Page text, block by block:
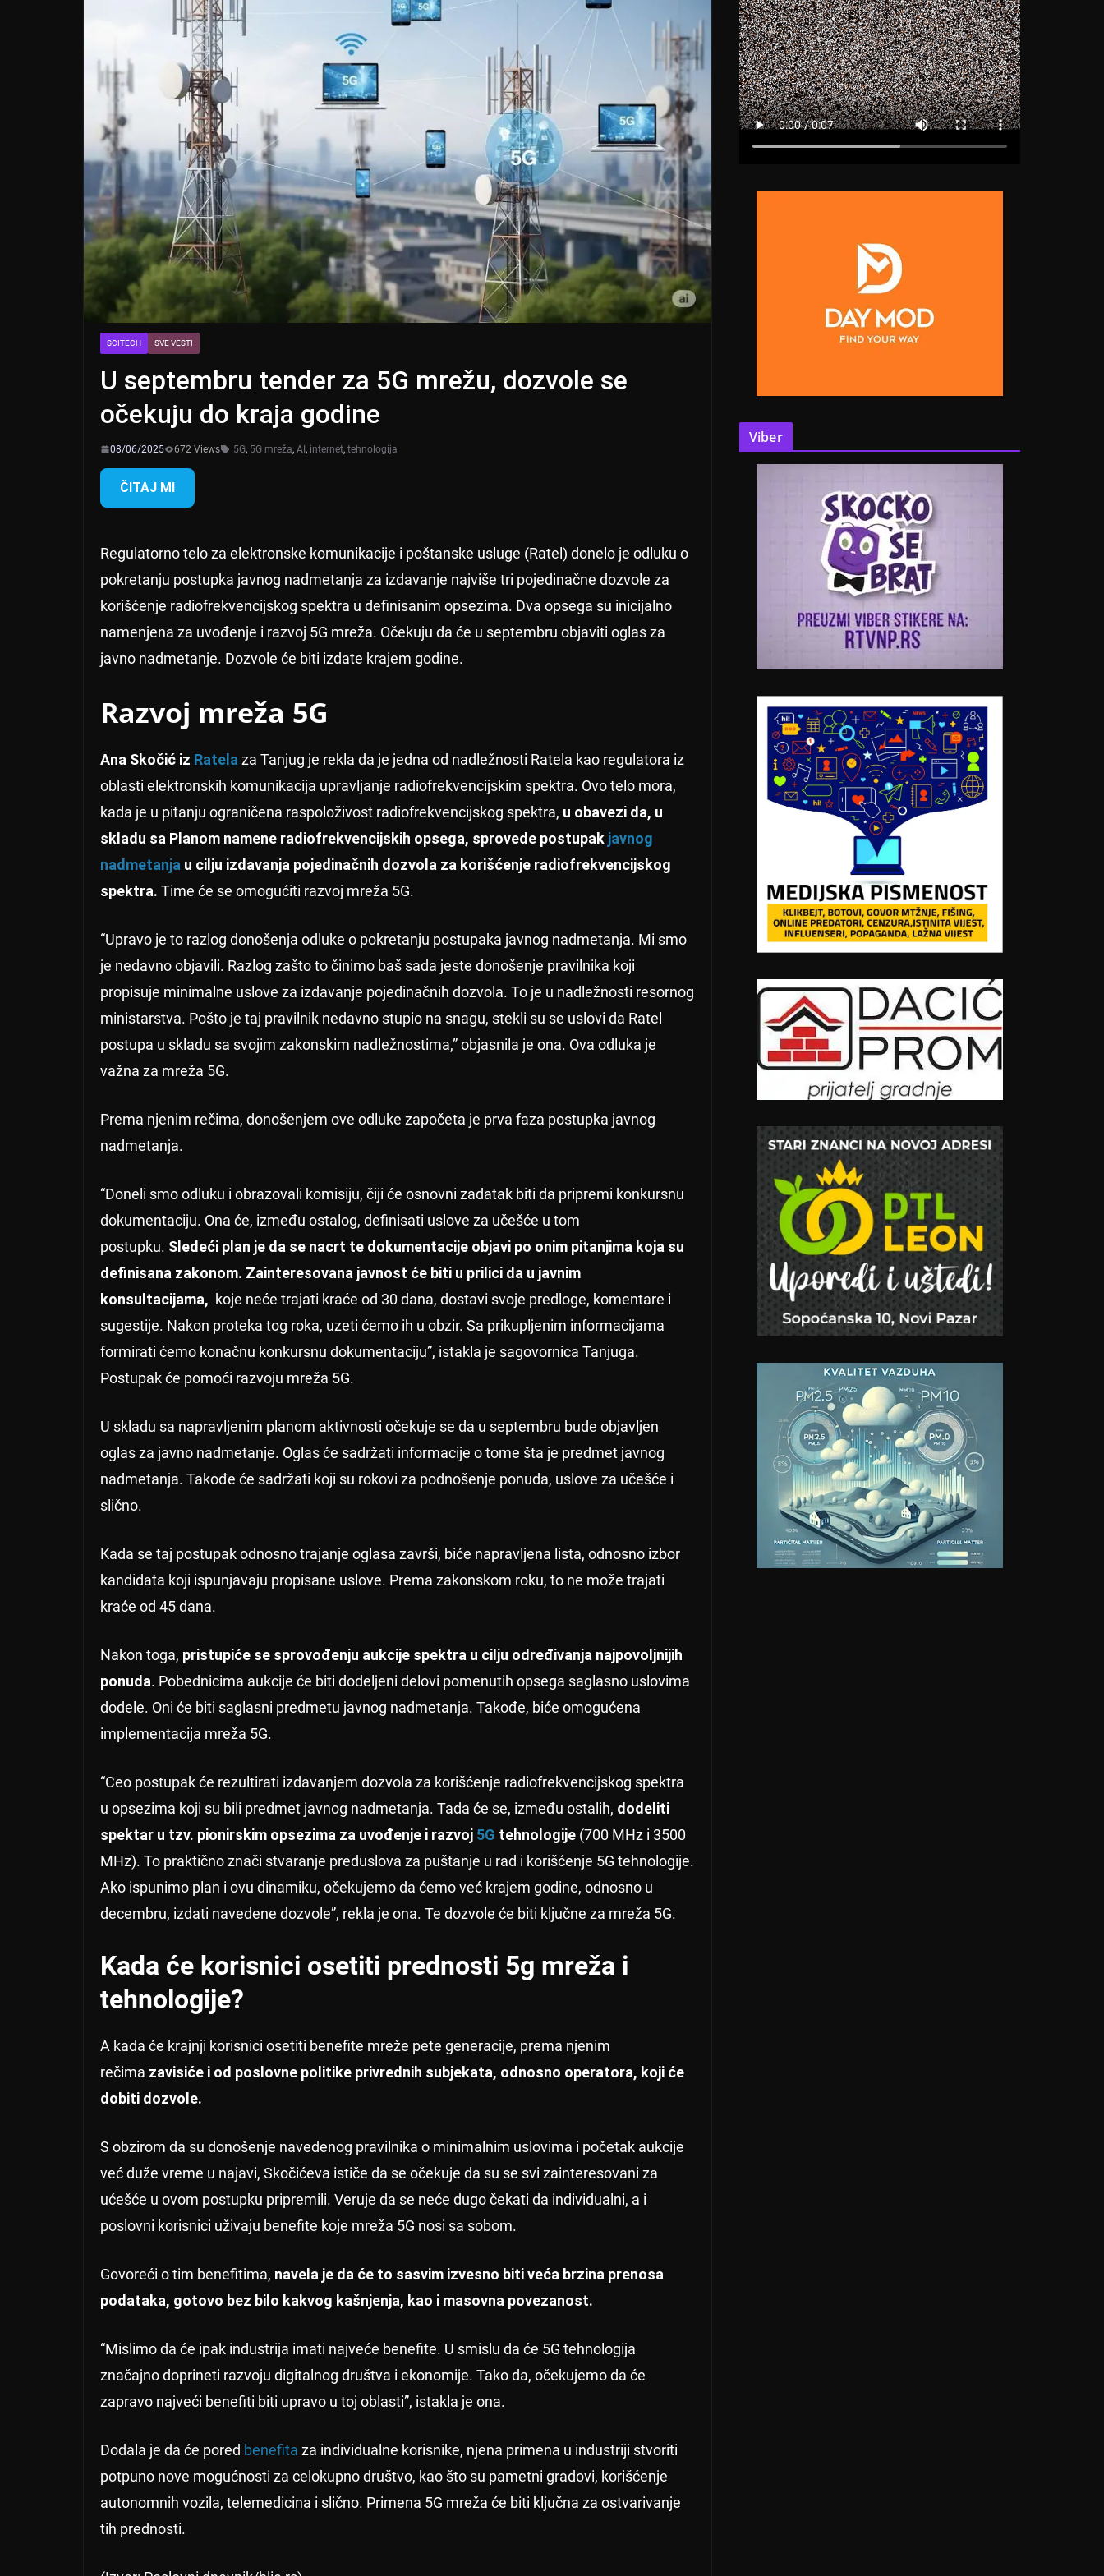
SCITECH SVE VESTI
U septembru tender za 5G mrežu, dozvole se
očekuju do kraja godine
08/06/2025 672 Views 5G, 5G mreža, AI , internet, tehnologija
ČITAJ MI
Regulatorno telo za elektronske komunikacije i poštanske usluge (Ratel) donelo je odluku o
pokretanju postupka javnog nadmetanja za izdavanje najviše tri pojedinačne dozvole za
korišćenje radiofrekvencijskog spektra u definisanim opsezima. Dva opsega su inicijalno
namenjena za uvođenje i razvoj 5G mreža. Očekuju da će u septembru objaviti oglas za
javno nadmetanje. Dozvole će biti izdate krajem godine.
Razvoj mreža 5G
Ana Skočić iz Ratela za Tanjug je rekla da je jedna od nadležnosti Ratela kao regulatora iz
oblasti elektronskih komunikacija upravljanje radiofrekvencijskim spektra. Ovo telo mora,
kada je u pitanju ograničena raspoloživost radiofrekvencijskog spektra, u obavezi da, u
skladu sa Planom namene radiofrekvencijskih opsega, sprovede postupak javnog
nadmetanja u cilju izdavanja pojedinačnih dozvola za korišćenje radiofrekvencijskog
spektra. Time će se omogućiti razvoj mreža 5G.
“Upravo je to razlog donošenja odluke o pokretanju postupaka javnog nadmetanja. Mi smo
je nedavno objavili. Razlog zašto to činimo baš sada jeste donošenje pravilnika koji
propisuje minimalne uslove za izdavanje pojedinačnih dozvola. To je u nadležnosti resornog
ministarstva. Pošto je taj pravilnik nedavno stupio na snagu, stekli su se uslovi da Ratel
postupa u skladu sa svojim zakonskim nadležnostima,” objasnila je ona. Ova odluka je
važna za mreža 5G.
Prema njenim rečima, donošenjem ove odluke započeta je prva faza postupka javnog
nadmetanja.
“Doneli smo odluku i obrazovali komisiju, čiji će osnovni zadatak biti da pripremi konkursnu
dokumentaciju. Ona će, između ostalog, definisati uslove za učešće u tom
postupku. Sledeći plan je da se nacrt te dokumentacije objavi po onim pitanjima koja su
definisana zakonom. Zainteresovana javnost će biti u prilici da u javnim
konsultacijama, koje neće trajati kraće od 30 dana, dostavi svoje predloge, komentare i
sugestije. Nakon proteka tog roka, uzeti ćemo ih u obzir. Sa prikupljenim informacijama
formirati ćemo konačnu konkursnu dokumentaciju”, istakla je sagovornica Tanjuga.
Postupak će pomoći razvoju mreža 5G.
U skladu sa napravljenim planom aktivnosti očekuje se da u septembru bude objavljen
oglas za javno nadmetanje. Oglas će sadržati informacije o tome šta je predmet javnog
nadmetanja. Takođe će sadržati koji su rokovi za podnošenje ponuda, uslove za učešće i
slično.
Kada se taj postupak odnosno trajanje oglasa završi, biće napravljena lista, odnosno izbor
kandidata koji ispunjavaju propisane uslove. Prema zakonskom roku, to ne može trajati
kraće od 45 dana.
Nakon toga, pristupiće se sprovođenju aukcije spektra u cilju određivanja najpovoljnijih
ponuda. Pobednicima aukcije će biti dodeljeni delovi pomenutih opsega saglasno uslovima
dodele. Oni će biti saglasni predmetu javnog nadmetanja. Takođe, biće omogućena
implementacija mreža 5G.
“Ceo postupak će rezultirati izdavanjem dozvola za korišćenje radiofrekvencijskog spektra
u opsezima koji su bili predmet javnog nadmetanja. Tada će se, između ostalih, dodeliti
spektar u tzv. pionirskim opsezima za uvođenje i razvoj 5G tehnologije (700 MHz i 3500
MHz). To praktično znači stvaranje preduslova za puštanje u rad i korišćenje 5G tehnologije.
Ako ispunimo plan i ovu dinamiku, očekujemo da ćemo već krajem godine, odnosno u
decembru, izdati navedene dozvole”, rekla je ona. Te dozvole će biti ključne za mreža 5G.
Kada će korisnici osetiti prednosti 5g mreža i
tehnologije?
A kada će krajnji korisnici osetiti benefite mreže pete generacije, prema njenim
rečima zavisiće i od poslovne politike privrednih subjekata, odnosno operatora, koji će
dobiti dozvole.
S obzirom da su donošenje navedenog pravilnika o minimalnim uslovima i početak aukcije
već duže vreme u najavi, Skočićeva ističe da se očekuje da su se svi zainteresovani za
ućešće u ovom postupku pripremili. Veruje da se neće dugo čekati da individualni, a i
poslovni korisnici uživaju benefite koje mreža 5G nosi sa sobom.
Govoreći o tim benefitima, navela je da će to sasvim izvesno biti veća brzina prenosa
podataka, gotovo bez bilo kakvog kašnjenja, kao i masovna povezanost.
“Mislimo da će ipak industrija imati najveće benefite. U smislu da će 5G tehnologija
značajno doprineti razvoju digitalnog društva i ekonomije. Tako da, očekujemo da će
zapravo najveći benefiti biti upravo u toj oblasti”, istakla je ona.
Dodala je da će pored benefita za individualne korisnike, njena primena u industriji stvoriti
potpuno nove mogućnosti za celokupno društvo, kao što su pametni gradovi, korišćenje
autonomnih vozila, telemedicina i slično. Primena 5G mreža će biti ključna za ostvarivanje
tih prednosti.
Viber